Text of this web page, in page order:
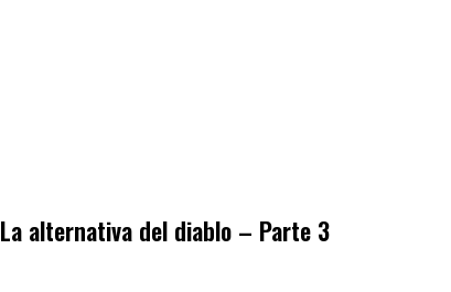
La alternativa del diablo – Parte 3